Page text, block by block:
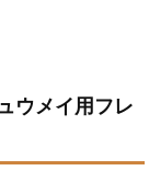
ウメイ用フレ